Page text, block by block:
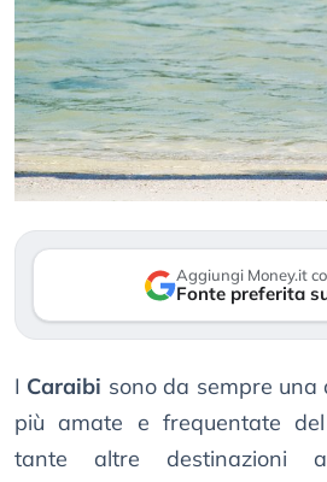
Aggiungi Money.it
Fonte preferita
I Caraibi sono da sempre una
più amate e frequentate
tante altre destinazioni